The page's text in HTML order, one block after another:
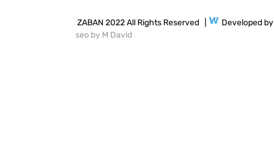
ZABAN 2022 All Rights Reserved | Developed by
seo by M David